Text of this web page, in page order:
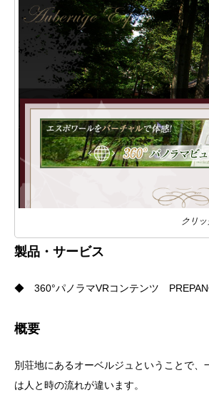
クリ
製品・サービス
◆ 360°パノラマVRコンテンツ
概要
別荘地にあるオーベルジュということで、
は人と時の流れが違います。